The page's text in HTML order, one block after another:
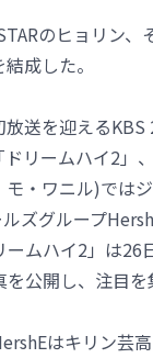
のヒョリン、
成した。
送を迎えるKBS
リームハイ2」
・ワニル)では
ズグループ
ムハイ2」は26
公開し、注目を
はキリン芸